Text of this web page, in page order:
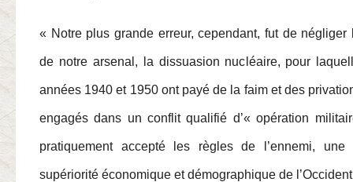
« Notre plus grande erreur, cependant, fut de négliger
de notre arsenal, la dissuasion nucléaire, pour
années 1940 et 1950 ont payé de la faim et des
engagés dans un conflit qualifié d’« opération
pratiquement accepté les règles de l’ennemi,
supériorité économique et démographique de